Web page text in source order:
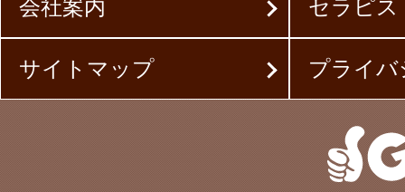
会社案内 セラピス
サイトマップ プライ